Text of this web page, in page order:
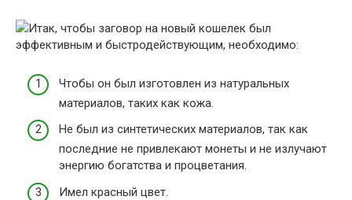
Итак, чтобы заговор на новый кошелек был
эффективным и быстродействующим, необходимо:
Чтобы он был изготовлен из натуральных
материалов, таких как кожа.
Не был из синтетических материалов, так как
последние не привлекают монеты и не излучают
энергию богатства и процветания.
Имел красный цвет.